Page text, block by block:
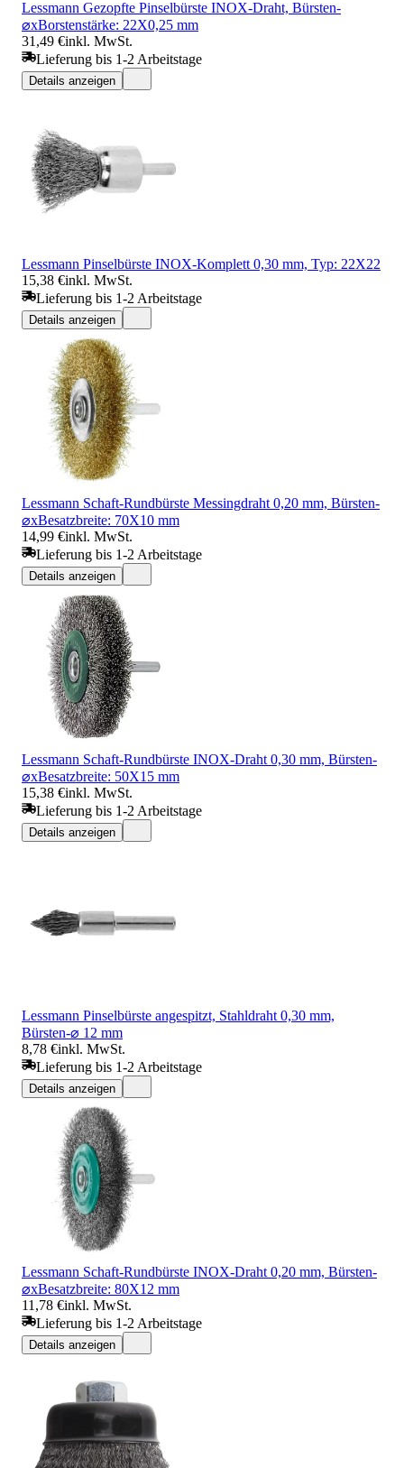
Lessmann Gezopfte Pinselbürste INOX-Draht, Bürsten-
⌀xBorstenstärke: 22X0,25 mm
31,49 €inkl. MwSt.
Lieferung bis 1-2 Arbeitstage
Details anzeigen
Lessmann Pinselbürste INOX-Komplett 0,30 mm, Typ: 22X22
15,38 €inkl. MwSt.
Lieferung bis 1-2 Arbeitstage
Details anzeigen
Lessmann Schaft-Rundbürste Messingdraht 0,20 mm, Bürsten-
⌀xBesatzbreite: 70X10 mm
14,99 €inkl. MwSt.
Lieferung bis 1-2 Arbeitstage
Details anzeigen
Lessmann Schaft-Rundbürste INOX-Draht 0,30 mm, Bürsten-
⌀xBesatzbreite: 50X15 mm
15,38 €inkl. MwSt.
Lieferung bis 1-2 Arbeitstage
Details anzeigen
Lessmann Pinselbürste angespitzt, Stahldraht 0,30 mm,
Bürsten-⌀ 12 mm
8,78 €inkl. MwSt.
Lieferung bis 1-2 Arbeitstage
Details anzeigen
Lessmann Schaft-Rundbürste INOX-Draht 0,20 mm, Bürsten-
⌀xBesatzbreite: 80X12 mm
11,78 €inkl. MwSt.
Lieferung bis 1-2 Arbeitstage
Details anzeigen